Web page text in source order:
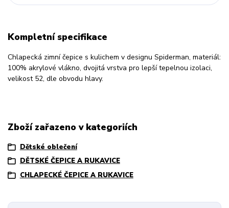
Kompletní specifikace
Chlapecká zimní čepice s kulichem v designu Spiderman, materiál:
100% akrylové vlákno, dvojitá vrstva pro lepší tepelnou izolaci,
velikost 52, dle obvodu hlavy.
Zboží zařazeno v kategoriích
Dětské oblečení
DĚTSKÉ ČEPICE A RUKAVICE
CHLAPECKÉ ČEPICE A RUKAVICE